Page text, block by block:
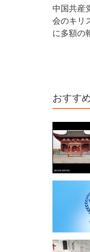
中国共産
会のキリ
に多額の
おすす